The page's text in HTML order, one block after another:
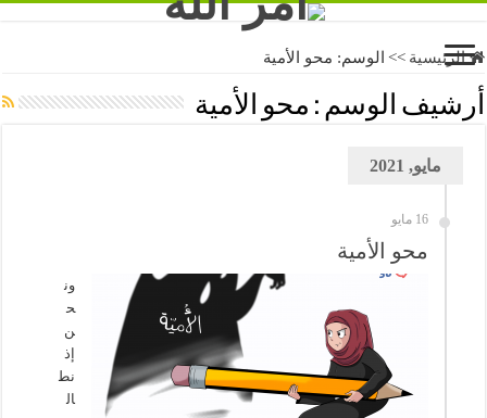
الرئيسية >> الوسم: محو الأمية
أرشيف الوسم : محو الأمية
مايو, 2021
16 مايو
محو الأمية
ون
ح
ن
إذ
نط
ال